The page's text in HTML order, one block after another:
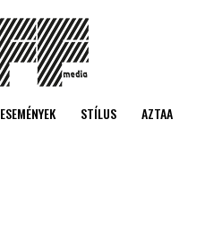
ESEMÉNYEK STÍLUS AZTAA